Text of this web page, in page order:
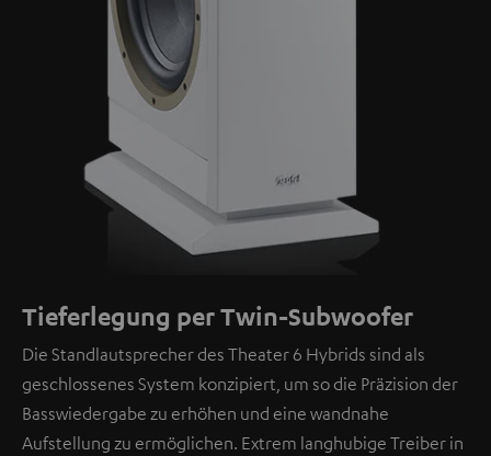
Tieferlegung per Twin-Subwoofer
Die Standlautsprecher des Theater 6 Hybrids sind als
geschlossenes System konzipiert, um so die Präzision der
Basswiedergabe zu erhöhen und eine wandnahe
Aufstellung zu ermöglichen. Extrem langhubige Treiber in